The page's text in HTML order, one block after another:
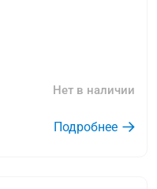
Нет в наличии
Подробнее